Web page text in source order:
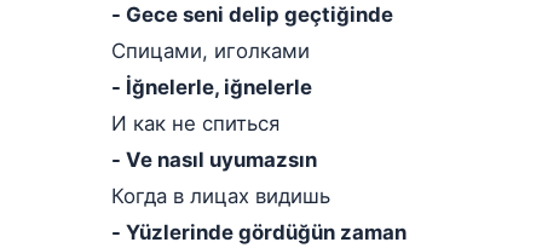
- Gece seni delip geçtiğinde
Спицами, иголками
- İğnelerle, iğnelerle
И как не спиться
- Ve nasıl uyumazsın
Когда в лицах видишь
- Yüzlerinde gördüğün zaman